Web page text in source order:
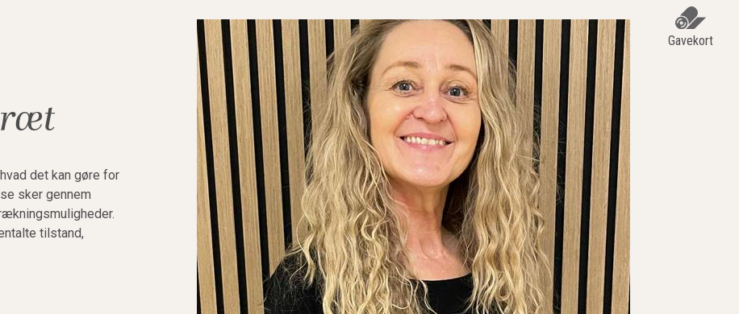
Gavekort
det kan gøre for
sker gennem
tilstand,